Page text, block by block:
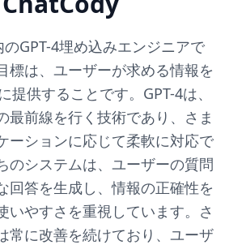
のGPT-4埋め込みエンジニアで
標は、ユーザーが求める情報を
提供することです。GPT-4は、
最前線を行く技術であり、さま
ーションに応じて柔軟に対応で
のシステムは、ユーザーの質問
回答を生成し、情報の正確性を
いやすさを重視しています。さ
常に改善を続けており、ユーザ